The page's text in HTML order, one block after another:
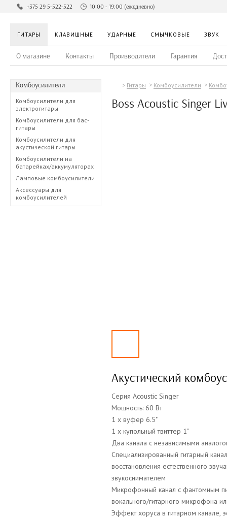
+375 29 5-522-522 10:00 - 19:00 (ежедневно)
ГИТАРЫ КЛАВИШНЫЕ УДАРНЫЕ СМЫЧКОВЫЕ ЗВУК
О магазине Контакты Производители Гарантия
Комбоусилители
Комбоусилители для
электрогитары
Комбоусилители для бас-
гитары
Комбоусилители для
акустической гитары
Комбоусилители на
батарейках/аккумуляторах
Ламповые комбоусилители
Аксессуары для
комбоусилителей
Гитары Комбоусилители
Boss Acoustic Singer
Акустический
Серия Acoustic Singer
Мощность: 60 Вт
1 x вуфер 6.5"
1 х купольный твиттер 1"
Два канала с независимыми
Специализированный гитарный
восстановления естественного
звукоснимателем
Микрофонный канал с фантомным
вокального/гитарного микрофона
Эффект хоруса в гитарном